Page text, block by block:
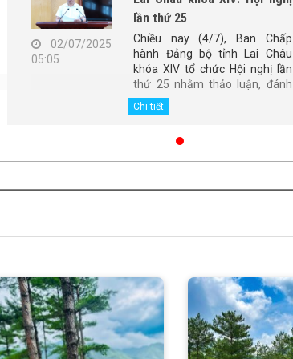
02/07/2025
05:05
lần thứ 25
Chiều nay (4/7), Ban Chấp
hành Đảng bộ tỉnh Lai Châu
khóa XIV tổ chức Hội nghị lần
thứ 25 nhằm thảo luận, đánh
giá tình hình thực hiện nhiệm vụ
6 tháng đầu năm, nhiệm vụ
2025; tổng kết 5 năm thực hiện
Kết luận số 98-KL/TW, ngày
Đảng bộ tỉnh. Đồng chí Giàng
Tỉnh ủy, Chủ tịch HĐND tỉnh,
hành Hội nghị có các đồng chí:
Vũ Mạnh Hà - Ủy viên Dự
khuyết Ban Chấp hành Trung
ương Đảng, Phó Bí thư Thường
trực Tỉnh ủy; Lê Văn Lương -
Chi tiết